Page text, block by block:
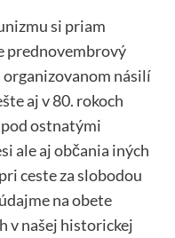
si priam
prednovembrový
násilí
aj v 80. rokoch
ostnatými
ale aj občania iných
ceste za slobodou
na obete
v našej historickej